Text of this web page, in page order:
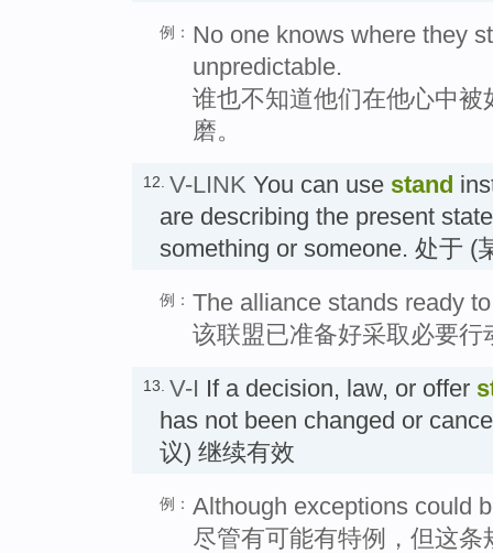
例： No one knows where they
unpredictable.
谁也不知道他们在他心中
磨。
12. V-LINK You can use stand
are describing the present
something or someone. 处于 (
例： The alliance stands ready
该联盟已准备好采取必要行
13. V-I If a decision, law, or offer
has not been changed or
议) 继续有效
例： Although exceptions could
尽管有可能有特例，但这条